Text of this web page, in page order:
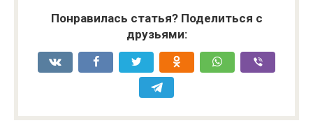
Понравилась статья? Поделиться с
друзьями: